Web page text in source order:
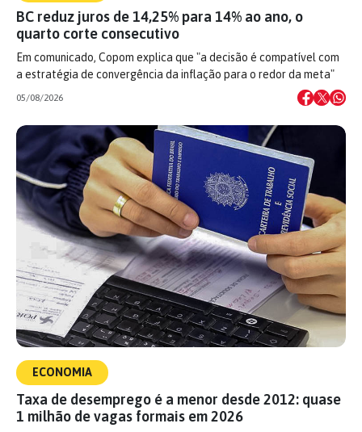
BC reduz juros de 14,25% para 14% ao ano, o
quarto corte consecutivo
Em comunicado, Copom explica que "a decisão é compatível com
a estratégia de convergência da inflação para o redor da meta"
05/08/2026
ECONOMIA
Taxa de desemprego é a menor desde 2012: quase
1 milhão de vagas formais em 2026